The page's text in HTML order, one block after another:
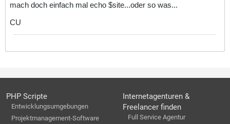
mach doch einfach mal echo $site...oder so was...
CU
PHP Scripte
Entwicklungsumgebungen
Projektmanagement-Software
Internetagenturen &
Freelancer finden
Full Service Agentur